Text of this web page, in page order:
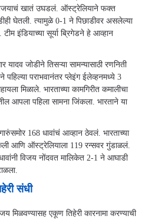
खातं उघडलं. ऑस्ट्रेलियाने फक्त
घेतली. त्यामुळे 0-1 ने पिछाडीवर असलेल्या
इंडियाच्या सूर्या ब्रिगेडने हे आव्हान
जोडीने तिसऱ्या सामन्यासाठी रणनिती
पहिल्या पराभवानंतर प्लेइंग ईलेव्हनमध्ये 3
मिळाले. भारताच्या कामगिरीत कमालीचा
आपला पहिला सामना जिंकला. भारताने या
168 धावांचं आव्हान ठेवलं. भारताच्या
आणि ऑस्ट्रेलियाला 119 रन्सवर गुंडाळलं.
विजय नोंदवत मालिकेत 2-1 ने आघाडी
संधी
मिळवण्यासह एकूण तिहेरी कारनामा करण्याची